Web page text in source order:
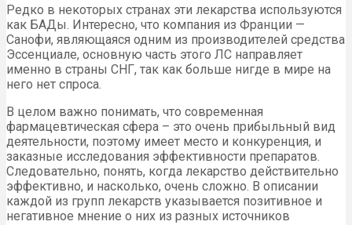
Редко в некоторых странах эти лекарства используются
как БАДы. Интересно, что компания из Франции —
Санофи, являющаяся одним из производителей средства
Эссенциале, основную часть этого ЛС направляет
именно в страны СНГ, так как больше нигде в мире на
него нет спроса.
В целом важно понимать, что современная
фармацевтическая сфера – это очень прибыльный вид
деятельности, поэтому имеет место и конкуренция, и
заказные исследования эффективности препаратов.
Следовательно, понять, когда лекарство действительно
эффективно, и насколько, очень сложно. В описании
каждой из групп лекарств указывается позитивное и
негативное мнение о них из разных источников